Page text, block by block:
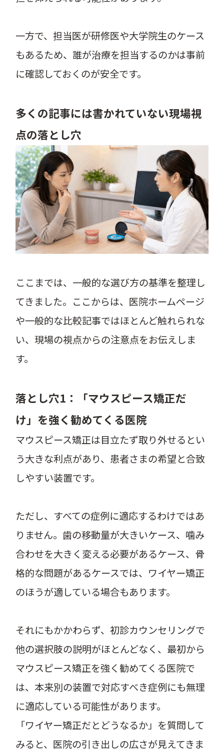
一方で、担当医が研修医や大学院生のケース
もあるため、誰が治療を担当するのかは事前
に確認しておくのが安全です。
多くの記事には書かれていない現場視
点の落とし穴
ここまでは、一般的な選び方の基準を整理し
てきました。ここからは、医院ホームページ
や一般的な比較記事ではほとんど触れられな
い、現場の視点からの注意点をお伝えしま
す。
落とし穴1：「マウスピース矯正だ
け」を強く勧めてくる医院
マウスピース矯正は目立たず取り外せるとい
う大きな利点があり、患者さまの希望と合致
しやすい装置です。
ただし、すべての症例に適応するわけではあ
りません。歯の移動量が大きいケース、噛み
合わせを大きく変える必要があるケース、骨
格的な問題があるケースでは、ワイヤー矯正
のほうが適している場合もあります。
それにもかかわらず、初診カウンセリングで
他の選択肢の説明がほとんどなく、最初から
マウスピース矯正を強く勧めてくる医院で
は、本来別の装置で対応すべき症例にも無理
に適応している可能性があります。
「ワイヤー矯正だとどうなるか」を質問して
みると、医院の引き出しの広さが見えてきま